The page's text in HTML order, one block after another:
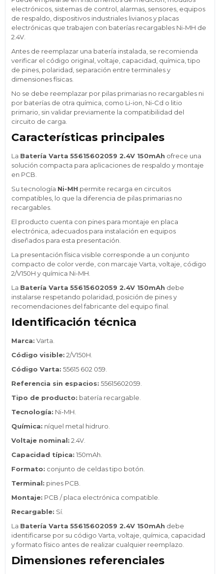
electrónicos, sistemas de control, alarmas, sensores, equipos
de respaldo, dispositivos industriales livianos y placas
electrónicas que trabajen con baterías recargables Ni-MH de
2.4V.
Antes de reemplazar una batería instalada, se recomienda
verificar el código original, voltaje, capacidad, química, tipo
de pines, polaridad, separación entre terminales y
dimensiones físicas.
No se debe reemplazar por pilas primarias no recargables ni
por baterías de otra química, como Li-ion, Ni-Cd o litio
primario, sin validar previamente la compatibilidad del
circuito de carga.
Características principales
La Batería Varta 55615602059 2.4V 150mAh ofrece una
solución compacta para aplicaciones de respaldo y montaje
en PCB.
Su tecnología Ni-MH permite recarga en circuitos
compatibles, lo que la diferencia de pilas primarias no
recargables.
El producto cuenta con pines para montaje en placa
electrónica, adecuados para instalación en equipos
diseñados para esta presentación.
La presentación física visible corresponde a un conjunto
compacto de color verde, con marcaje Varta, voltaje, código
2/V150H y química Ni-MH.
La Batería Varta 55615602059 2.4V 150mAh debe
instalarse respetando polaridad, posición de pines y
recomendaciones del fabricante del equipo final.
Identificación técnica
Marca: Varta.
Código visible: 2/V150H.
Código Varta: 55615 602 059.
Referencia sin espacios: 55615602059.
Tipo de producto: batería recargable.
Tecnología: Ni-MH.
Química: níquel metal hidruro.
Voltaje nominal: 2.4V.
Capacidad típica: 150mAh.
Formato: conjunto de celdas tipo botón.
Terminal: pines PCB.
Montaje: PCB / placa electrónica compatible.
Recargable: Sí.
La Batería Varta 55615602059 2.4V 150mAh debe
identificarse por su código Varta, voltaje, química, capacidad
y formato físico antes de realizar cualquier reemplazo.
Dimensiones referenciales